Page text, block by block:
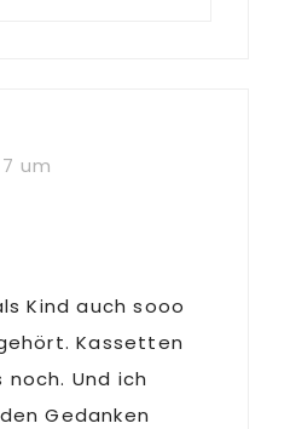
um
Kind auch sooo
Kassetten
Und ich
Gedanken